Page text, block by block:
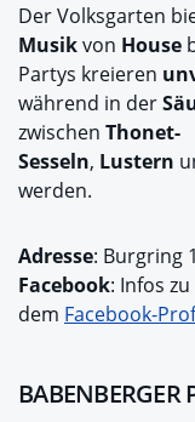
Der Volksgarten
Musikvon House
Partys kreieren
während in der
zwischen Thonet-
Sesseln, Lustern
werden.
Adresse: Burgring
Facebook: Infos
dem Facebook-
BABENBERGER